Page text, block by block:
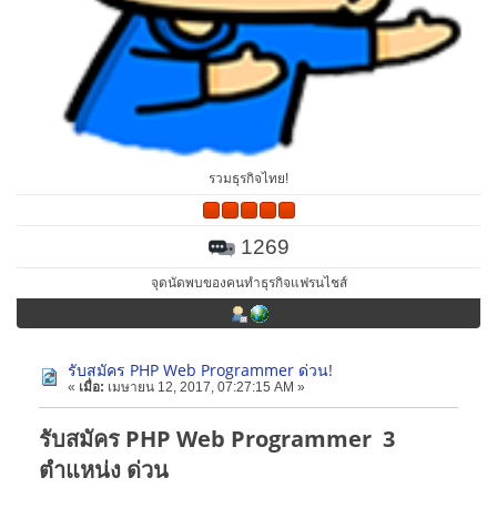
รวมธุรกิจไทย!
1269
จุดนัดพบของคนทำธุรกิจแฟรนไชส์
รับสมัคร PHP Web Programmer ด่วน!
« เมื่อ: เมษายน 12, 2017, 07:27:15 AM »
รับสมัคร PHP Web Programmer 3
ตำแหน่ง ด่วน